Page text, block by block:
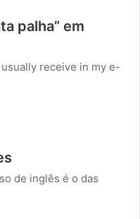
palha” em
receive in my e-
de inglês é o das